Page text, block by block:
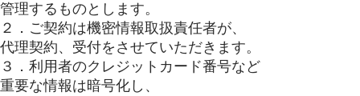
管理するものとします。
２．ご契約は機密情報取扱責任者が、
代理契約、受付をさせていただきます。
３．利用者のクレジットカード番号など
重要な情報は暗号化し、